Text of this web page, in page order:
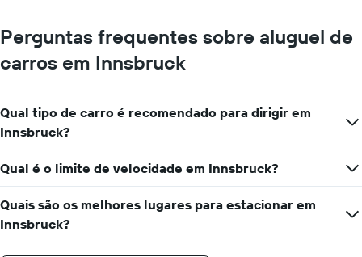
Perguntas frequentes sobre aluguel de
carros em Innsbruck
Qual tipo de carro é recomendado para dirigir em
Innsbruck?
Qual é o limite de velocidade em Innsbruck?
Quais são os melhores lugares para estacionar em
Innsbruck?